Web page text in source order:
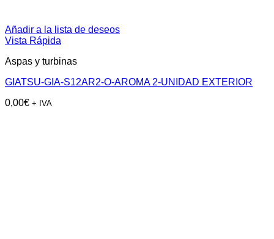
Añadir a la lista de deseos
Vista Rápida
Aspas y turbinas
GIATSU-GIA-S12AR2-O-AROMA 2-UNIDAD EXTERIOR
0,00€ + IVA